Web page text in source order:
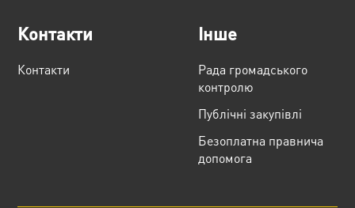
Контакти
Контакти
Інше
Рада громадського
контролю
Публічні закупівлі
Безоплатна правнича
допомога